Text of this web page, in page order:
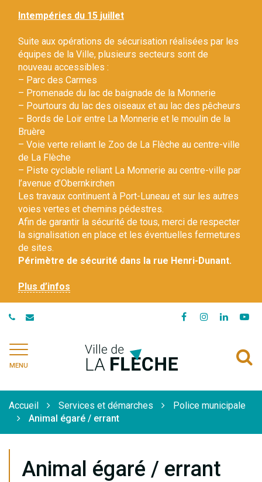
Intempéries du 15 juillet
Suite aux opérations de sécurisation réalisées par les
équipes de la Ville, plusieurs secteurs sont de
nouveau accessibles :
– Parc des Carmes
– Promenade du lac de baignade de la Monnerie
– Pourtours du lac des oiseaux et au lac des pêcheurs
– Bords de Loir entre La Monnerie et le moulin de la
Bruère
– Voie verte reliant le Zoo de La Flèche au centre-ville
de La Flèche
– Piste cyclable reliant La Monnerie au centre-ville par
l’avenue d’Obernkirchen
Les travaux continuent à Port-Luneau et sur les autres
voies vertes et chemins pédestres.
Afin de garantir la sécurité de tous, merci de respecter
la signalisation en place et les éventuelles fermetures
de sites.
Périmètre de sécurité dans la rue Henri-Dunant.
Plus d’infos
Lien
Lien
compte
Instagram
Lien
compte
MENU
Accueil Services et démarches
Police municipale
Animal égaré / errant
Animal égaré / errant